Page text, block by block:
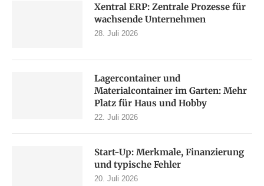
Xentral ERP: Zentrale Prozesse für
wachsende Unternehmen
28. Juli 2026
Lagercontainer und
Materialcontainer im Garten: Mehr
Platz für Haus und Hobby
22. Juli 2026
Start-Up: Merkmale, Finanzierung
und typische Fehler
20. Juli 2026